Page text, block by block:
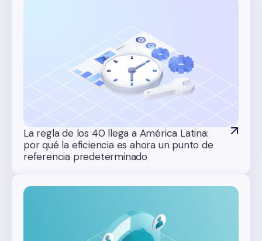
La regla de los 40 llega a América Latina:
por qué la eficiencia es ahora un punto de
referencia predeterminado